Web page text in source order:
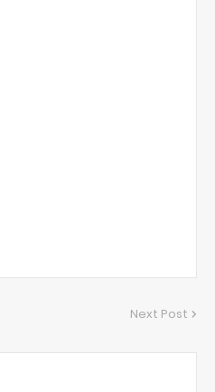
Next Post